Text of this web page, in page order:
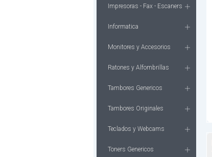
Impresoras - Fax - Escaners
Informatica
Monitores y Accesorios
Ratones y Alfombrillas
Tambores Genericos
Tambores Originales
Teclados y Webcams
Toners Genericos